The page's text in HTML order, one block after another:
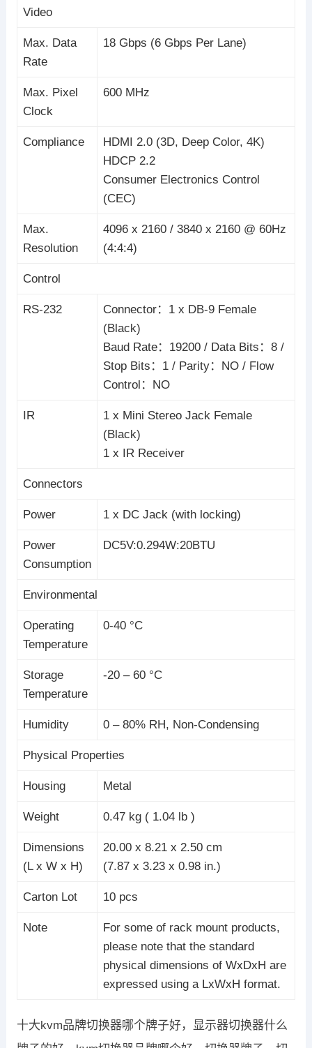
Video
Max. Data
Rate
18 Gbps (6 Gbps Per Lane)
Max. Pixel
Clock
600 MHz
Compliance
HDMI 2.0 (3D, Deep Color, 4K)
HDCP 2.2
Consumer Electronics Control
(CEC)
Max.
Resolution
4096 x 2160 / 3840 x 2160 @ 60Hz
(4:4:4)
Control
RS-232
Connector：1 x DB-9 Female
(Black)
Baud Rate：19200 / Data Bits：8 /
Stop Bits：1 / Parity：NO / Flow
Control：NO
IR
1 x Mini Stereo Jack Female
(Black)
1 x IR Receiver
Connectors
Power 1 x DC Jack (with locking)
Power
Consumption
DC5V:0.294W:20BTU
Environmental
Operating
Temperature
0-40 °C
Storage
Temperature
-20 – 60 °C
Humidity 0 – 80% RH, Non-Condensing
Physical Properties
Housing Metal
Weight 0.47 kg ( 1.04 lb )
Dimensions
(L x W x H)
20.00 x 8.21 x 2.50 cm
(7.87 x 3.23 x 0.98 in.)
Carton Lot 10 pcs
Note
For some of rack mount products,
please note that the standard
physical dimensions of WxDxH are
expressed using a LxWxH format.
十大kvm品牌切换器哪个牌子好，显示器切换器什么